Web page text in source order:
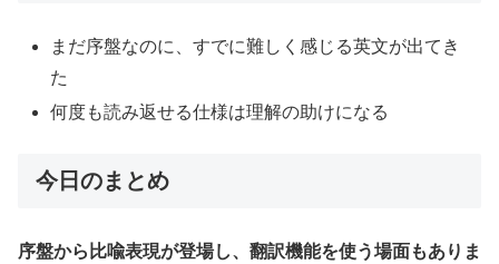
まだ序盤なのに、すでに難しく感じる英文が出てき
た
何度も読み返せる仕様は理解の助けになる
今日のまとめ
序盤から比喩表現が登場し、翻訳機能を使う場面もありま